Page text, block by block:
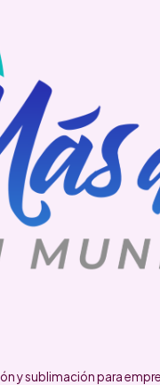
y sublimación para